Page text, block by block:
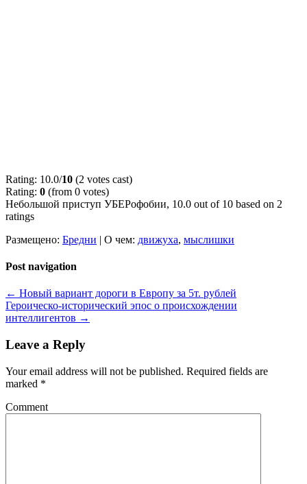
Rating: 10.0/10 (2 votes cast)
Rating: 0 (from 0 votes)
Небольшой приступ УБЕРофобии, 10.0 out of 10 based on 2
ratings
Размещено: Бредни | О чем: движуха, мыслишки
Post navigation
← Новый вариант дороги в Европу за 5т. рублей
Героическо-исторический эпос о происхождении
интеллигентов →
Leave a Reply
Your email address will not be published. Required fields are
marked *
Comment